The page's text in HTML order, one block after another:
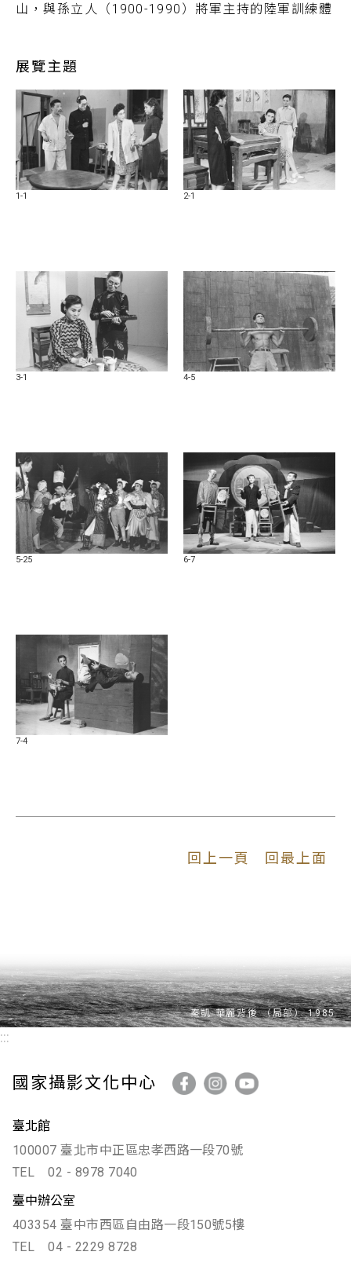
山，與孫立人（1900-1990）將軍主持的陸軍訓練體
再中國化」文化重建戰略的重要一環。直到 1950 年
最長、影響力最廣的軍中演劇團體地位。
本展覽的核心，聚焦於攝影家吳紹同（1925-2019）
於 1948-49 年前後拍攝由演劇三隊演出的國語話劇
劇照。吳紹同的攝影背景深受上海與戰地記者經驗影
響，此時他的視覺風格並非追求抽象的美學表現，而
後，他曾是首位登上太平島、親歷八二三砲戰前線的
記者，這種長期處於第一線觀察社會劇變的視角，使
他紀錄下的「演劇三隊」呈現出與一般藝術攝影截然
不同的真實張力。這批於 2017 年進入國家攝影文化
中心典藏的珍稀底片，展現了吳紹同如何利用報導攝
影的直覺，將話劇中的「教化意義」視覺化。他的攝
撞，使演員的風采被封凝於底片之上。透過吳紹同的
鏡頭，戲劇衝突被濃縮在演員的幽微神態中。他精準
捕捉了演員在人生抉擇、階級對峙、性別角色挑戰時
的瞬間，這不僅是演技的紀錄，更是「心戰」修辭的
具象化。他利用特寫與俐落的構圖，聚焦如《財狂》
中的錢幣、《上了鎖的箱子》中的箱子、或《鍍金》
這批顯影的劇照，紀錄了演劇三隊在臺落腳初期多元
的藝術視野。展出劇碼涵蓋了當時中國話劇黃金時期
的經典與各種實驗性的轉譯作。除了當時演出最多
場、耗資鉅萬的歷史大戲《明末遺恨》，透過鄭成功
（1624-1662）與南明悲歌構建民族認同之外，還包
誘惑與精神覺醒間的周折迴旋，提醒觀眾藝術素養提
檔線上展覽也引入五四運動之後對封建體制的批判與
1622-1673）的名作《吝嗇鬼（L'Avare）》（或譯
作《慳吝人》）改編為《財狂》、將臘必虛
（Eugène Labiche，1815-1888）的名作《迷眼的
沙子（La poudre aux yeux）》作品改編為《鍍金》
的並置，吳紹同拍出了抗戰後急於接軌國際卻又紮根
體，展現對投機主義的辛辣嘲諷。而改寫自俄國話劇
子》更展現了跨文化的現代性思考，這兩齣劇在政治
動員之餘，也探討階級壓迫與女性主體性，讓臺灣觀
眾在戰後初期（1945-1949）即有機會接觸到來自世
界各地的藝術觀念，為日後戲劇的多樣化埋下種子。
這些劇碼是國民政府積極透過戲劇演出進行政治宣傳
展覽主題
1-1 2-1
3-1 4-5
5-25 6-7
7-4
回上一頁 回最上面
:::
國家攝影文化中心
臺北館
100007 臺北市中正區忠孝西路一段70號
TEL
02 - 8978 7040
臺中辦公室
403354 臺中市西區自由路一段150號5樓
TEL
04 - 2229 8728